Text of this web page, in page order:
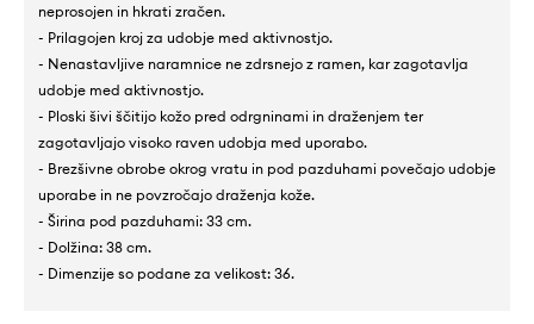
neprosojen in hkrati zračen.
- Prilagojen kroj za udobje med aktivnostjo.
- Nenastavljive naramnice ne zdrsnejo z ramen, kar zagotavlja
udobje med aktivnostjo.
- Ploski šivi ščitijo kožo pred odrgninami in draženjem ter
zagotavljajo visoko raven udobja med uporabo.
- Brezšivne obrobe okrog vratu in pod pazduhami povečajo udobje
uporabe in ne povzročajo draženja kože.
- Širina pod pazduhami: 33 cm.
- Dolžina: 38 cm.
- Dimenzije so podane za velikost: 36.